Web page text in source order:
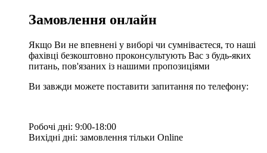
Замовлення онлайн
Якщо Ви не впевнені у виборі чи сумніваєтеся, то наші
фахівці безкоштовно проконсультують Вас з будь-яких
питань, пов'язаних із нашими пропозиціями
Ви завжди можете поставити запитання по телефону:
Робочі дні: 9:00-18:00
Вихідні дні: замовлення тільки Online